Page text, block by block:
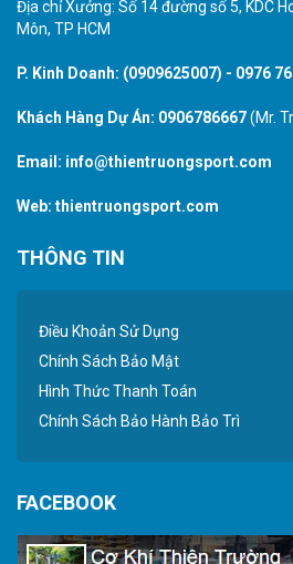
Địa chỉ Xưởng: Số 14 đường số 5, KDC
Môn, TP HCM
P. Kinh Doanh: (0909625007) - 0976
Khách Hàng Dự Án: 0906786667(Mr.
Email: info@thientruongsport.com
Web: thientruongsport.com
THÔNG TIN
Điều Khoản Sử Dụng
Chính Sách Bảo Mật
Hình Thức Thanh Toán
Chính Sách Bảo Hành Bảo Trì
FACEBOOK